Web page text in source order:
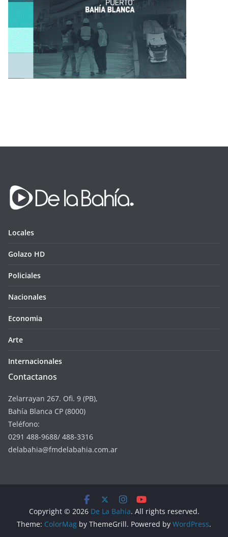
Locales
Golazo HD
Policiales
Nacionales
Economia
Arte
Internacionales
Contactanos
Zelarrayan 267. Ofi. 9 (PB),
Bahía Blanca CP (8000)
Teléfono:
0291 488-9688/ 488-3316
delabahia@fmdelabahia.com.ar
Copyright © 2026 De La Bahia. All rights reserved.
Theme: ColorMag by ThemeGrill. Powered by WordPress.